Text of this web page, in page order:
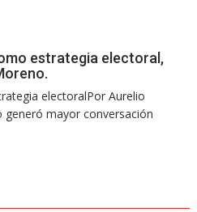
estrategia electoral,
electoralPor Aurelio
mayor conversación